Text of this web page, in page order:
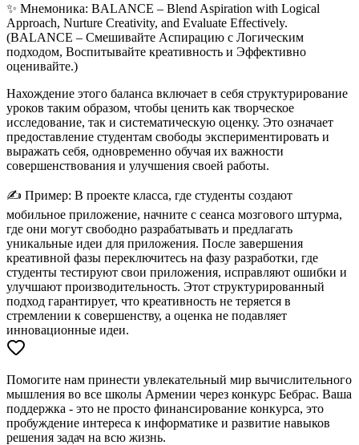
✨ Мнемоника: BALANCE – Blend Aspiration with Logical
Approach, Nurture Creativity, and Evaluate Effectively.
(BALANCE – Смешивайте Aспирацию с Логическим
подходом, Воспитывайте креативность и Эффективно
оценивайте.)
Нахождение этого баланса включает в себя структурирование
уроков таким образом, чтобы ценить как творческое
исследование, так и систематическую оценку. Это означает
предоставление студентам свободы экспериментировать и
выражать себя, одновременно обучая их важности
совершенствования и улучшения своей работы.
✍️ Пример: В проекте класса, где студенты создают
мобильное приложение, начните с сеанса мозгового штурма,
где они могут свободно разрабатывать и предлагать
уникальные идеи для приложения. После завершения
креативной фазы переключитесь на фазу разработки, где
студенты тестируют свои приложения, исправляют ошибки и
улучшают производительность. Этот структурированный
подход гарантирует, что креативность не теряется в
стремлении к совершенству, а оценка не подавляет
инновационные идеи.
Помогите нам принести увлекательный мир вычислительного
мышления во все школы Армении через конкурс Бебрас. Ваша
поддержка - это не просто финансирование конкурса, это
пробуждение интереса к информатике и развитие навыков
решения задач на всю жизнь.